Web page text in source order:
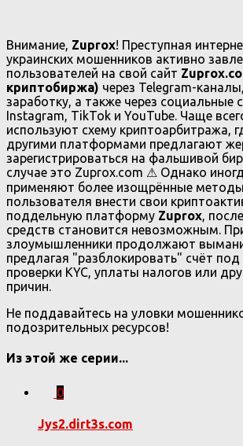
Внимание, Zuprox! Преступная
украинских мошенников активно
пользователей на свой сайт
криптобиржа) через Telegram-
заработку, а также через социальные
Instagram, TikTok и YouTube. Чаще
используют схему криптоарбитража,
другими платформами предлагают
зарегистрироваться на фальшивой
случае это Zuprox.com ⚠ Однако
применяют более изощрённые
пользователя внести свои
поддельную платформу Zuprox,
средств становится невозможным.
злоумышленники продолжают
предлагая "разблокировать" счёт
проверки KYC, уплаты налогов или
причин.
Не поддавайтесь на уловки
подозрительных ресурсов!
Из этой же серии...
0
Jys2.dirt3s.com